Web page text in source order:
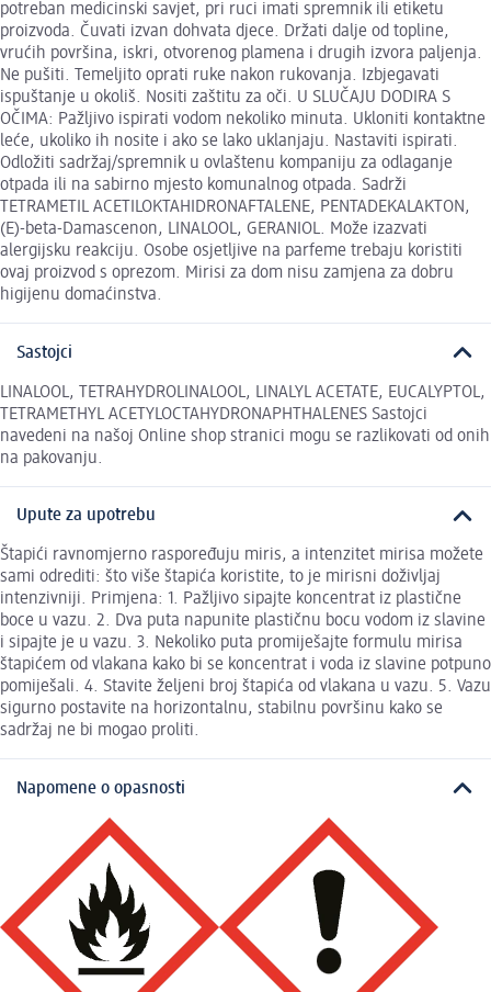
potreban medicinski savjet, pri ruci imati spremnik ili etiketu
proizvoda. Čuvati izvan dohvata djece. Držati dalje od topline,
vrućih površina, iskri, otvorenog plamena i drugih izvora paljenja.
Ne pušiti. Temeljito oprati ruke nakon rukovanja. Izbjegavati
ispuštanje u okoliš. Nositi zaštitu za oči. U SLUČAJU DODIRA S
OČIMA: Pažljivo ispirati vodom nekoliko minuta. Ukloniti kontaktne
leće, ukoliko ih nosite i ako se lako uklanjaju. Nastaviti ispirati.
Odložiti sadržaj/spremnik u ovlaštenu kompaniju za odlaganje
otpada ili na sabirno mjesto komunalnog otpada. Sadrži
TETRAMETIL ACETILOKTAHIDRONAFTALENE, PENTADEKALAKTON,
(E)-beta-Damascenon, LINALOOL, GERANIOL. Može izazvati
alergijsku reakciju. Osobe osjetljive na parfeme trebaju koristiti
ovaj proizvod s oprezom. Mirisi za dom nisu zamjena za dobru
higijenu domaćinstva.
Sastojci
LINALOOL, TETRAHYDROLINALOOL, LINALYL ACETATE, EUCALYPTOL,
TETRAMETHYL ACETYLOCTAHYDRONAPHTHALENES Sastojci
navedeni na našoj Online shop stranici mogu se razlikovati od onih
na pakovanju.
Upute za upotrebu
Štapići ravnomjerno raspoređuju miris, a intenzitet mirisa možete
sami odrediti: što više štapića koristite, to je mirisni doživljaj
intenzivniji. Primjena: 1. Pažljivo sipajte koncentrat iz plastične
boce u vazu. 2. Dva puta napunite plastičnu bocu vodom iz slavine
i sipajte je u vazu. 3. Nekoliko puta promiješajte formulu mirisa
štapićem od vlakana kako bi se koncentrat i voda iz slavine potpuno
pomiješali. 4. Stavite željeni broj štapića od vlakana u vazu. 5. Vazu
sigurno postavite na horizontalnu, stabilnu površinu kako se
sadržaj ne bi mogao proliti.
Napomene o opasnosti